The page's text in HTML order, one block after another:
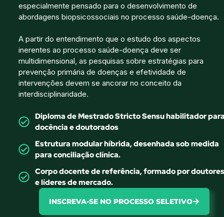
especialmente pensado para o desenvolvimento de
abordagens biopsicossociais no processo saúde-doença.
A partir do entendimento que o estudo dos aspectos
inerentes ao processo saúde-doença deve ser
multidimensional, as pesquisas sobre estratégias para
prevenção primária de doenças e efetividade de
intervenções devem se ancorar no conceito da
interdisciplinaridade.
Diploma de Mestrado Stricto Sensu habilitador
docência e doutorados
Estrutura modular híbrida, desenhada sob medida
para conciliação clínica.
Corpo docente de referência, formado por doutores
e líderes de mercado.
INSCREVA-SE NO PROCESSO SELETIVO